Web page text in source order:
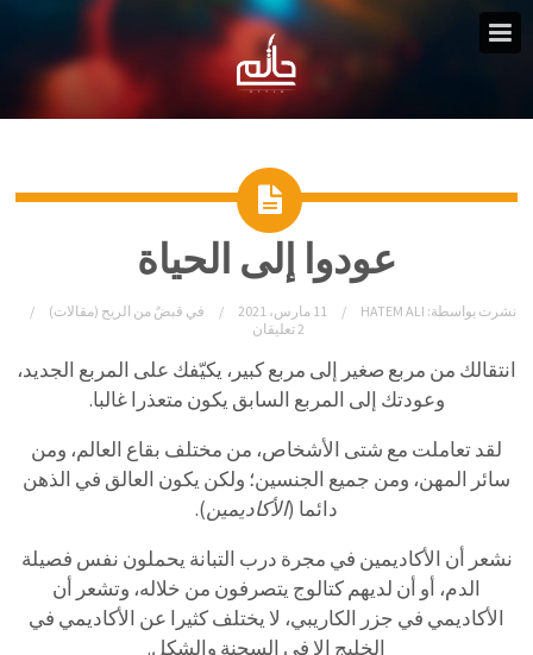
عودوا إلى الحياة
نشرت بواسطة: HATEM ALI 11 مارس، 2021 في قبضٌ من الريح (مقالات)
2 تعليقان
انتقالك من مربع صغير إلى مربع كبير، يكيّفك على المربع الجديد،
وعودتك إلى المربع السابق يكون متعذرا غالبا.
لقد تعاملت مع شتى الأشخاص، من مختلف بقاع العالم، ومن
سائر المهن، ومن جميع الجنسين؛ ولكن يكون العالق في الذهن
دائما (الأكاديمين).
نشعر أن الأكاديمين في مجرة درب التبانة يحملون نفس فصيلة
الدم، أو أن لديهم كتالوج يتصرفون من خلاله، وتشعر أن
الأكاديمي في جزر الكاريبي، لا يختلف كثيرا عن الأكاديمي في
الخليج إلا في السحنة والشكل.